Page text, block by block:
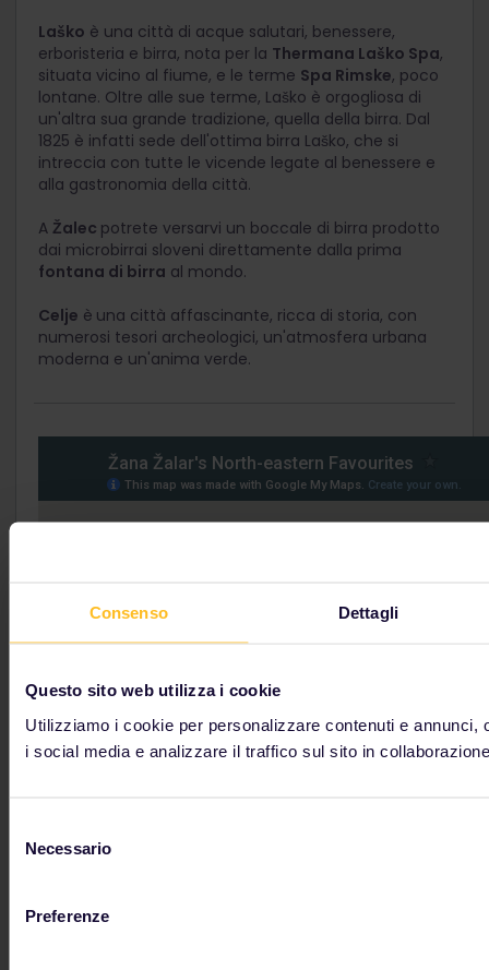
Consenso Dettagli
Questo sito web utilizza i cookie
Utilizziamo i cookie per personalizzare contenuti e annunci,
i social media e analizzare il traffico sul sito in
delNecessario
Preferenze
Laško è una città di acque salutari, benessere,
erboristeria e birra, nota per la Thermana Laško Spa,
situata vicino al fiume, e le terme Spa Rimske, poco
lontane. Oltre alle sue terme, Laško è orgogliosa di
un'altra sua grande tradizione, quella della birra. Dal
1825 è infatti sede dell'ottima birra Laško, che si
intreccia con tutte le vicende legate al benessere e
alla gastronomia della città.
A Žalec potrete versarvi un boccale di birra prodotto
dai microbirrai sloveni direttamente dalla prima
fontana di birra al mondo.
Celje è una città affascinante, ricca di storia, con
numerosi tesori archeologici, un'atmosfera urbana
moderna e un'anima verde.